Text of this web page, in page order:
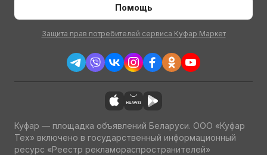
Помощь
Защита прав потребителей сервиса Куфар Маркет
Куфар — площадка объявлений Беларуси. ООО «Куфар
Тех» включено в государственный информационный
ресурс «Реестр рекламораспространителей»